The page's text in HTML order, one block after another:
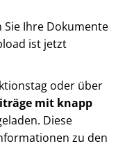
Sie Ihre Dokumente
ist jetzt
oder über
mit knapp
Diese
zu den